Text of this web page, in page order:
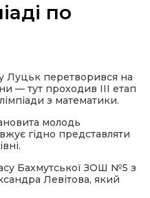
по
Луцьк перетворився на
— тут проходив ІІІ етап
з математики.
молодь
гідно представляти
Бахмутської ЗОШ №5 з
Левітова, який